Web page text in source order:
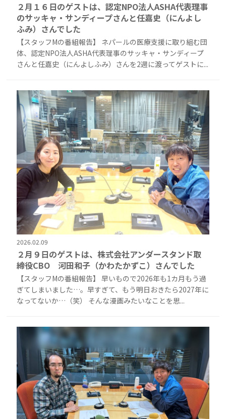
２月１６日のゲストは、認定NPO法人ASHA代表理事
のサッキャ・サンディープさんと任嘉史（にんよし
ふみ）さんでした
【スタッフMの番組報告】 ネパールの医療支援に取り組む団
体、認定NPO法人ASHA代表理事のサッキャ・サンディープ
さんと任嘉史（にんよしふみ）さんを2週に渡ってゲストに...
2026.02.09
２月９日のゲストは、株式会社アンダースタンド取
締役CBO 河田和子（かわたかずこ）さんでした
【スタッフMの番組報告】 早いもので2026年も1カ月もう過
ぎてしまいました…。早すぎて、もう明日おきたら2027年に
なってないか…（笑） そんな漫画みたいなことを思...